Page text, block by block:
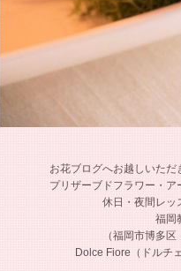
お花ブログへお越しいただ
プリザーブドフラワー・
休日・夜間レッ
福岡
（福岡市博多区
Dolce Fiore（ドルチ